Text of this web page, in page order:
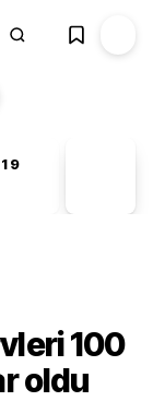
100
oldu